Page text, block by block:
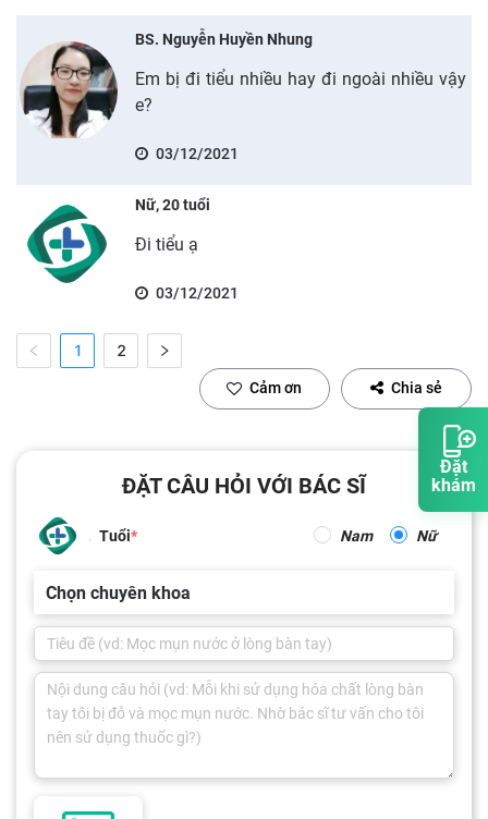
Đặt
khám
BS. Nguyễn Huyền Nhung
Em bị đi tiểu nhiều hay đi ngoài nhiều vậy
e?
03/12/2021
Nữ, 20 tuổi
Đi tiểu ạ
03/12/2021
1 2
Cảm ơn Chia sẻ
ĐẶT CÂU HỎI VỚI BÁC SĨ
Tuổi Nam Nữ
Chọn chuyên khoa